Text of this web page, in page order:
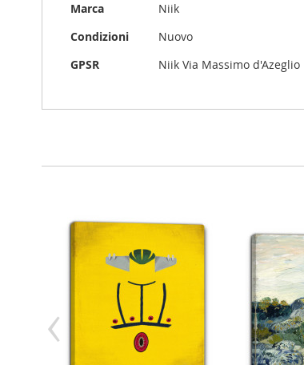
Marca
Niik
Condizioni
Nuovo
GPSR
Niik Via Massimo
‹